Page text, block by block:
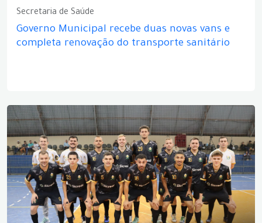
Secretaria de Saúde
Governo Municipal recebe duas novas vans e
completa renovação do transporte sanitário